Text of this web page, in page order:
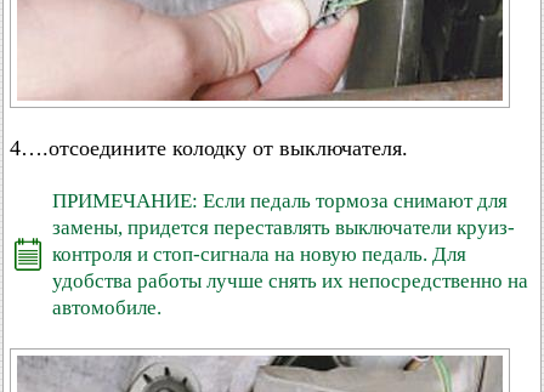
4….отсоедините колодку от выключателя.
ПРИМЕЧАНИЕ: Если педаль тормоза снимают для
замены, придется переставлять выключатели круиз-
контроля и стоп-сигнала на новую педаль. Для
удобства работы лучше снять их непосредственно на
автомобиле.